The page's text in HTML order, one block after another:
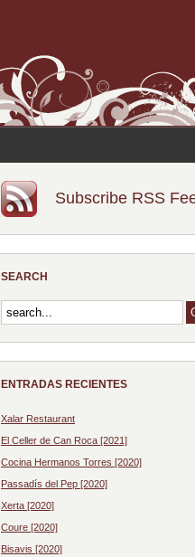
Subscribe RSS
SEARCH
ENTRADAS RECIENTES
Xalar Restaurant
El Celler de Can Roca [2021]
Cocina Hermanos Torres [2020]
Passadís del Pep [2020]
Xerta [2020]
Coure [2020]
Bisavis [2020]